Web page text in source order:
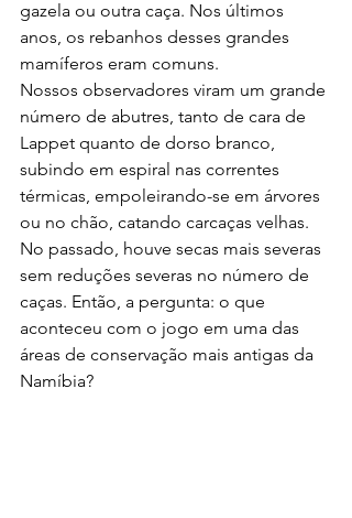
gazela ou outra caça. Nos últimos
anos, os rebanhos desses grandes
mamíferos eram comuns.
Nossos observadores viram um grande
número de abutres, tanto de cara de
Lappet quanto de dorso branco,
subindo em espiral nas correntes
térmicas, empoleirando-se em árvores
ou no chão, catando carcaças velhas.
No passado, houve secas mais severas
sem reduções severas no número de
caças. Então, a pergunta: o que
aconteceu com o jogo em uma das
áreas de conservação mais antigas da
Namíbia?